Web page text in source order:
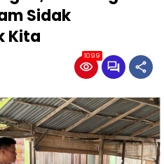
Sidak
Kita
1099